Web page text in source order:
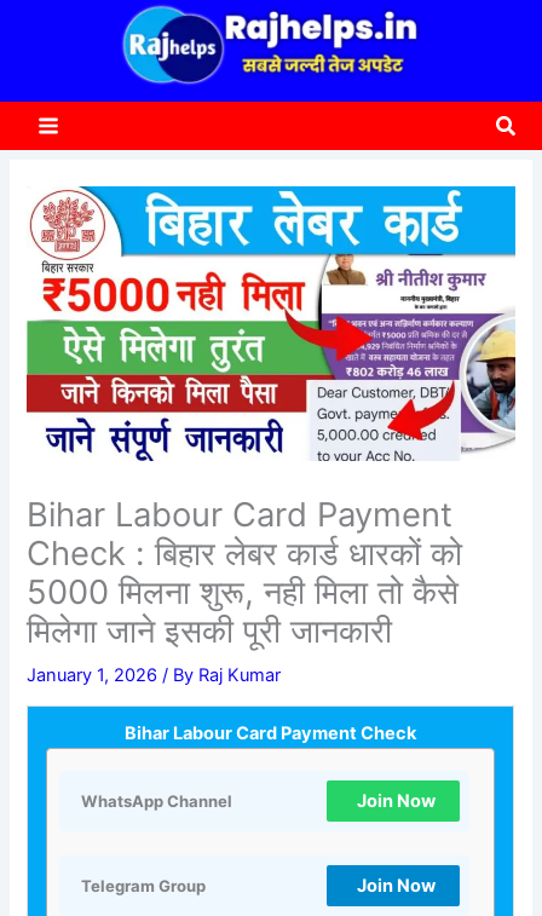
Bihar Labour Card Payment
Check : बिहार लेबर कार्ड धारकों को
5000 मिलना शुरू, नही मिला तो कैसे
मिलेगा जाने इसकी पूरी जानकारी
January 1, 2026/ By Raj Kumar
Bihar Labour Card Payment Check
WhatsApp Channel Join Now
Telegram Group Join Now
c